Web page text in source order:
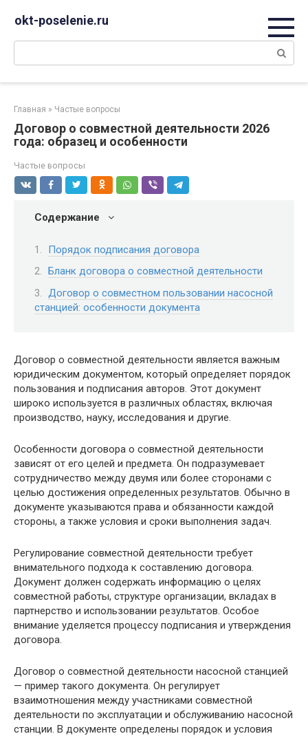
okt-poselenie.ru
Поиск:
Главная » Частые вопросы
Договор о совместной деятельности 2026
года: образец и особенности
Частые вопросы
Содержание
Порядок подписания договора
Бланк договора о совместной деятельности
Договор о совместном пользовании насосной
станцией: особенности документа
Договор о совместной деятельности является важным
юридическим документом, который определяет порядок
пользования и подписания авторов. Этот документ
широко используется в различных областях, включая
производство, науку, исследования и другие.
Особенности договора о совместной деятельности
зависят от его целей и предмета. Он подразумевает
сотрудничество между двумя или более сторонами с
целью достижения определенных результатов. Обычно в
документе указываются права и обязанности каждой
стороны, а также условия и сроки выполнения задач.
Регулирование совместной деятельности требует
внимательного подхода к составлению договора.
Документ должен содержать информацию о целях
совместной работы, структуре организации, вкладах в
партнерство и использовании результатов. Особое
внимание уделяется процессу подписания и утверждения
договора.
Договор о совместной деятельности насосной станцией
— пример такого документа. Он регулирует
взаимотношения между участниками совместной
деятельности по эксплуатации и обслуживанию насосной
станции. В документе определены порядок и условия